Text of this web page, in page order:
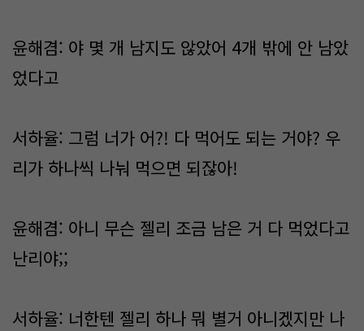
윤해겸: 야 몇 개 남지도 않았어 4개 밖에 안 남았
었다고
서하율: 그럼 너가 어?! 다 먹어도 되는 거야? 우
리가 하나씩 나눠 먹으면 되잖아!
윤해겸: 아니 무슨 젤리 조금 남은 거 다 먹었다고
난리야;;
서하율: 너한텐 젤리 하나 뭐 별거 아니겠지만 나